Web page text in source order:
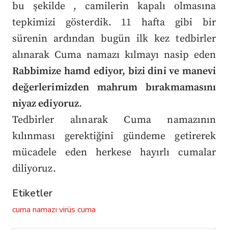
bu şekilde , camilerin kapalı olmasına
tepkimizi gösterdik. 11 hafta gibi bir
sürenin ardından bugün ilk kez tedbirler
alınarak Cuma namazı kılmayı nasip eden
Rabbimize hamd ediyor, bizi dini ve manevi
değerlerimizden mahrum bırakmamasını
niyaz ediyoruz.
Tedbirler alınarak Cuma namazının
kılınması gerektiğini gündeme getirerek
mücadele eden herkese hayırlı cumalar
diliyoruz.
Etiketler
cuma namazı virüs cuma